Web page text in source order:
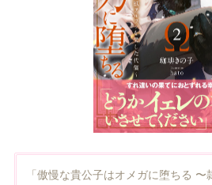
「傲慢な貴公子はオメガに堕ちる